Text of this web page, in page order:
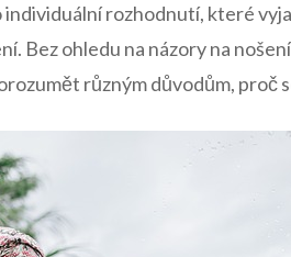
rozhodnutí, které
Bez ‍ohledu na ​názory na
různým důvodům, proč